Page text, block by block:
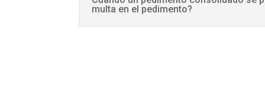
multa en el pedimento?